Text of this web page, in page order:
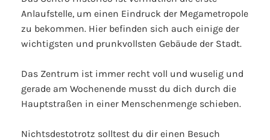
Anlaufstelle, um einen Eindruck der Megametropole
zu bekommen. Hier befinden sich auch einige der
wichtigsten und prunkvollsten Gebäude der Stadt.
Das Zentrum ist immer recht voll und wuselig und
gerade am Wochenende musst du dich durch die
Hauptstraßen in einer Menschenmenge schieben.
Nichtsdestotrotz solltest du dir einen Besuch